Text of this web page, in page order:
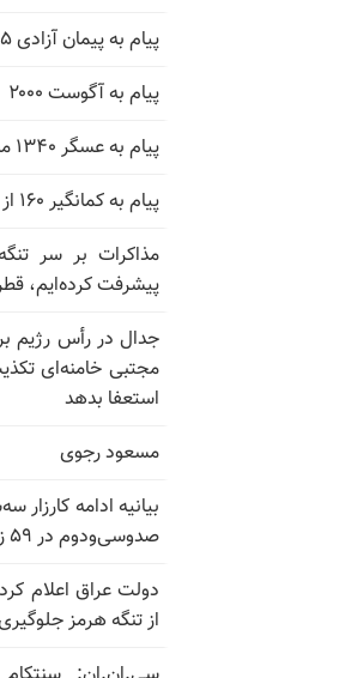
پیام به پیمان آزادی ۱۴۰۵
پیام به آگوست ۲۰۰۰
پیام به عسگر ۱۳۴۰ مشهد
پیام به کمانگیر ۱۶۰ از لرستان
مذاکرات بر سر
پیشرفت کرده‌ایم،
جدال در رأس رژیم
مجتبی خامنه‌ای
استعفا بدهد
مسعود رجوی
بیانیه ادامه
صدوسی‌و‌دوم در ۵۹ زندان کشور
دولت عراق اعلام
از تنگه هرمز